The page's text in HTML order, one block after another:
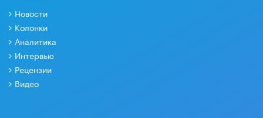
Новости
Колонки
Аналитика
Интервью
Рецензии
Видео